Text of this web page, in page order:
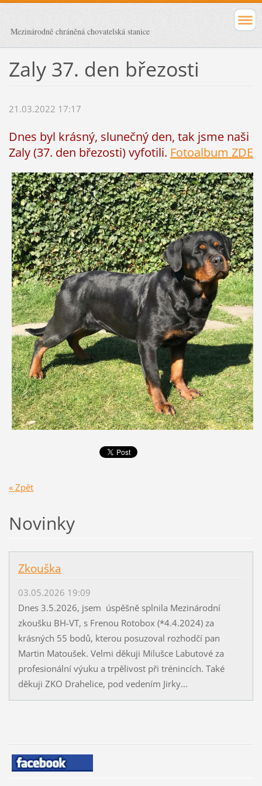
Mezinárodně chráněná chovatelská stanice
Zaly 37. den březosti
21.03.2022 17:17
Dnes byl krásný, slunečný den, tak jsme naši
Zaly (37. den březosti) vyfotili. Fotoalbum ZDE
« Zpět
Novinky
Zkouška
03.05.2026 19:09
Dnes 3.5.2026, jsem úspěšně splnila Mezinárodní
zkoušku BH-VT, s Frenou Rotobox (*4.4.2024) za
krásných 55 bodů, kterou posuzoval rozhodčí pan
Martin Matoušek. Velmi děkuji Milušce Labutové za
profesionální výuku a trpělivost při trénincích. Také
děkuji ZKO Drahelice, pod vedením Jirky...